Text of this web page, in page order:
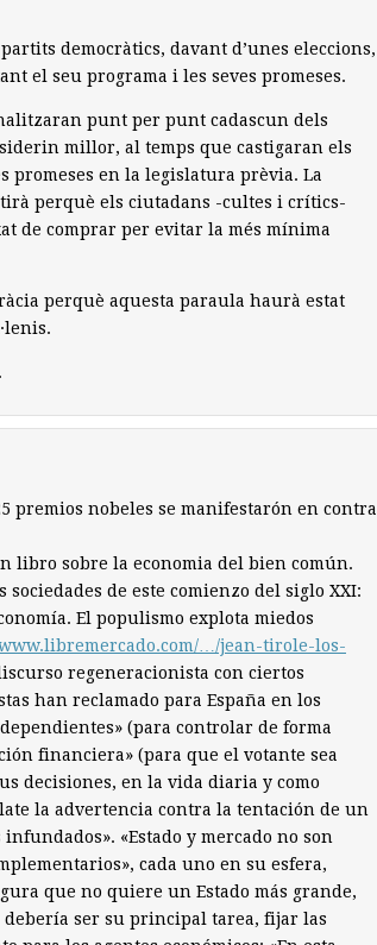
democràtics, davant d’unes eleccions,
el seu programa i les seves promeses.
punt per punt cadascun dels
millor, al temps que castigaran els
promeses en la legislatura prèvia. La
perquè els ciutadans -cultes i crítics-
de comprar per evitar la més mínima
perquè aquesta paraula haurà estat
premios nobeles se manifestarón en contra
libro sobre la economia del bien común.
sociedades de este comienzo del siglo XXI:
El populismo explota miedos
…/jean-tirole-los-
regeneracionista con ciertos
han reclamado para España en los
(para controlar de forma
financiera» (para que el votante sea
decisiones, en la vida diaria y como
la advertencia contra la tentación de un
«Estado y mercado no son
cada uno en su esfera,
que no quiere un Estado más grande,
ser su principal tarea, fijar las